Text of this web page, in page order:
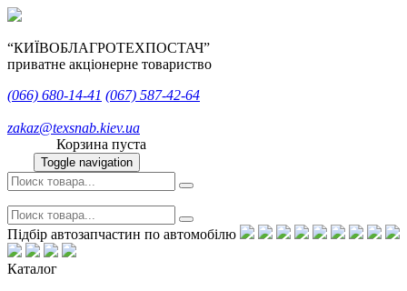
“КИЇВОБЛАГРОТЕХПОСТАЧ”
приватне акціонерне товариство
(066) 680-14-41 (067) 587-42-64
zakaz@texsnab.kiev.ua
Корзина пуста
Toggle navigation
Підбір автозапчастин по автомобілю
Каталог